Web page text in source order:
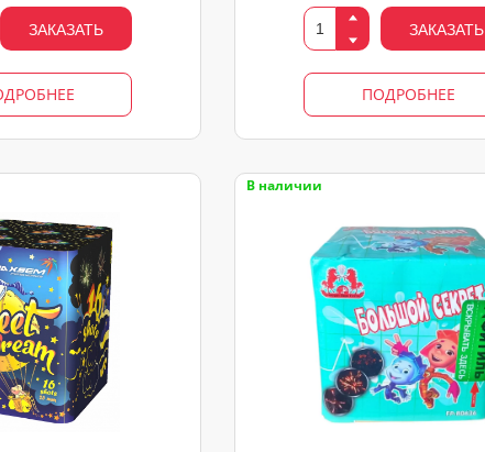
ЗАКАЗАТЬ ЗАКАЗАТЬ
ПОДРОБНЕЕ
В наличии